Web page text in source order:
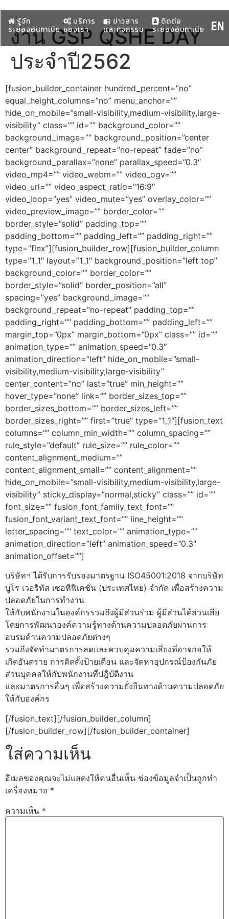
EN
รู้จัก
ระยองอินทาเนีย
บริการ
ของเรา
chrome_reader_mode ข่าวสาร
เเละกิจกรรม
ติดต่อ
ระยองอินทาเนีย
งาน GSP QSHE DAY
ประจำปี2562
[fusion_builder_container hundred_percent=”no”
equal_height_columns=”no” menu_anchor=””
hide_on_mobile=”small-visibility,medium-visibility,large-
visibility” class=”” id=”” background_color=””
background_image=”” background_position=”center
center” background_repeat=”no-repeat” fade=”no”
background_parallax=”none” parallax_speed=”0.3″
video_mp4=”” video_webm=”” video_ogv=””
video_url=”” video_aspect_ratio=”16:9″
video_loop=”yes” video_mute=”yes” overlay_color=””
video_preview_image=”” border_color=””
border_style=”solid” padding_top=””
padding_bottom=”” padding_left=”” padding_right=””
type=”flex”][fusion_builder_row][fusion_builder_column
type=”1_1″ layout=”1_1″ background_position=”left top”
background_color=”” border_color=””
border_style=”solid” border_position=”all”
spacing=”yes” background_image=””
background_repeat=”no-repeat” padding_top=””
padding_right=”” padding_bottom=”” padding_left=””
margin_top=”0px” margin_bottom=”0px” class=”” id=””
animation_type=”” animation_speed=”0.3″
animation_direction=”left” hide_on_mobile=”small-
visibility,medium-visibility,large-visibility”
center_content=”no” last=”true” min_height=””
hover_type=”none” link=”” border_sizes_top=””
border_sizes_bottom=”” border_sizes_left=””
border_sizes_right=”” first=”true” type=”1_1″][fusion_text
columns=”” column_min_width=”” column_spacing=””
rule_style=”default” rule_size=”” rule_color=””
content_alignment_medium=””
content_alignment_small=”” content_alignment=””
hide_on_mobile=”small-visibility,medium-visibility,large-
visibility” sticky_display=”normal,sticky” class=”” id=””
font_size=”” fusion_font_family_text_font=””
fusion_font_variant_text_font=”” line_height=””
letter_spacing=”” text_color=”” animation_type=””
animation_direction=”left” animation_speed=”0.3″
animation_offset=””]
บริษัทฯ ได้รับการรับรองมาตรฐาน ISO45001:2018 จากบริษัท
บูโร เวอริทัส เซอทิฟิเคชั่น (ประเทศไทย) จำกัด เพื่อสร้างความ
ปลอดภัยในการทำงาน
ให้กับพนักงานในองค์กรรวมถึงผู้มีส่วนร่วม ผู้มีส่วนได้ส่วนเสีย
โดยการพัฒนาองค์ความรู้ทางด้านความปลอดภัยผ่านการ
อบรมด้านความปลอดภัยต่างๆ
รวมถึงจัดทำมาตรการลดและควบคุมความเสี่ยงที่อาจก่อให้
เกิดอันตราย การติดตั้งป้ายเตือน และจัดหาอุปกรณ์ป้องกันภัย
ส่วนบุคคลให้กับพนักงานที่ปฎิบัติงาน
และมาตรการอื่นๆ เพื่อสร้างความยั่งยืนทางด้านความปลอดภัย
ให้กับองค์กร
[/fusion_text][/fusion_builder_column]
[/fusion_builder_row][/fusion_builder_container]
ใส่ความเห็น
อีเมลของคุณจะไม่แสดงให้คนอื่นเห็น ช่องข้อมูลจำเป็นถูกทำ
เครื่องหมาย *
ความเห็น *